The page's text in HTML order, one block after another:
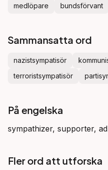
medlöpare
bundsförvant
Sammansatta ord
nazistsympatisör
terroristsympatisör
På engelska
sympathizer, supporter,
Fler ord att utforska